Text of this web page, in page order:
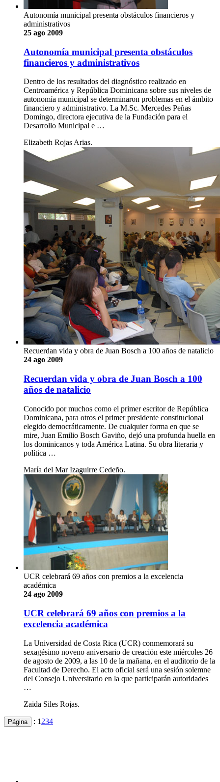
Autonomía municipal presenta obstáculos financieros y
administrativos
25 ago 2009
Autonomía municipal presenta obstáculos
financieros y administrativos
Dentro de los resultados del diagnóstico realizado en
Centroamérica y República Dominicana sobre sus niveles de
autonomía municipal se determinaron problemas en el ámbito
financiero y administrativo. La M.Sc. Mercedes Peñas
Domingo, directora ejecutiva de la Fundación para el
Desarrollo Municipal e …
Elizabeth Rojas Arias.
Recuerdan vida y obra de Juan Bosch a 100 años de natalicio
24 ago 2009
Recuerdan vida y obra de Juan Bosch a 100
años de natalicio
Conocido por muchos como el primer escritor de República
Dominicana, para otros el primer presidente constitucional
elegido democráticamente. De cualquier forma en que se
mire, Juan Emilio Bosch Gaviño, dejó una profunda huella en
los dominicanos y toda América Latina. Su obra literaria y
política …
María del Mar Izaguirre Cedeño.
UCR celebrará 69 años con premios a la excelencia
académica
24 ago 2009
UCR celebrará 69 años con premios a la
excelencia académica
La Universidad de Costa Rica (UCR) conmemorará su
sexagésimo noveno aniversario de creación este miércoles 26
de agosto de 2009, a las 10 de la mañana, en el auditorio de la
Facultad de Derecho. El acto oficial será una sesión solemne
del Consejo Universitario en la que participarán autoridades
…
Zaida Siles Rojas.
Página : 1 234